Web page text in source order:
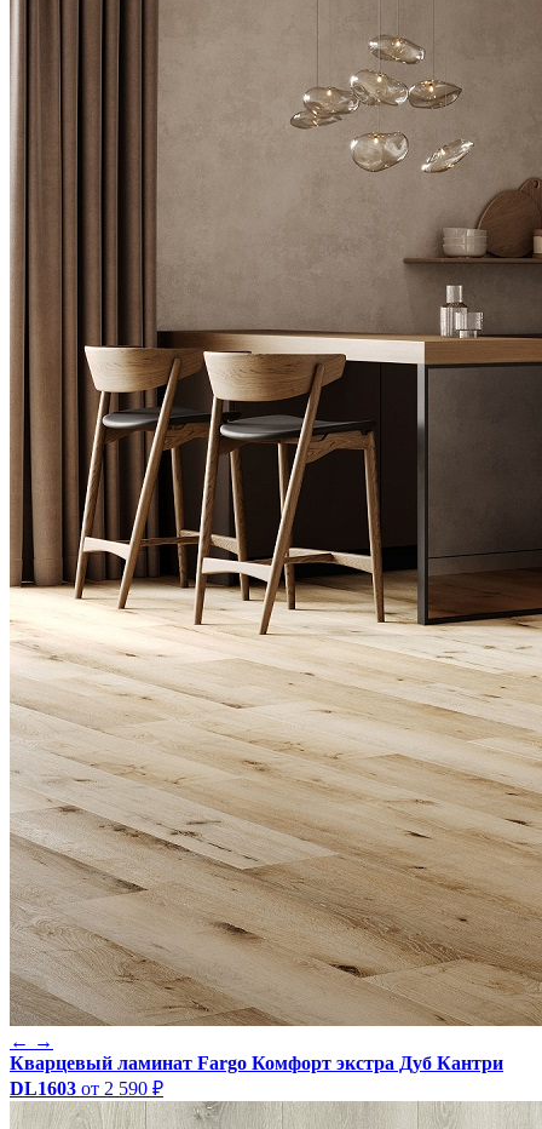
← →
Кварцевый ламинат Fargo Комфорт экстра Дуб Кантри
DL1603 от 2 590 ₽